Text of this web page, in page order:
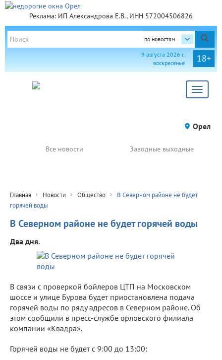
Реклама: ИП Александрова Е.В., ИНН 572004506826
по новостям
18+
9 августа 2026 г.
воскресенье
Toggle
Орел
Все новости Заводные выходные
Главная Новости Общество
В Северном районе не будет
горячей воды
В Северном районе не будет горячей воды
Два дня.
В связи с проверкой бойлеров ЦТП на Московском
шоссе и улице Бурова будет приостановлена подача
горячей воды по ряду адресов в Северном районе. Об
этом сообщили в пресс-службе орловского филиала
компании «Квадра».
Горячей воды не будет с 9:00 до 13:00: